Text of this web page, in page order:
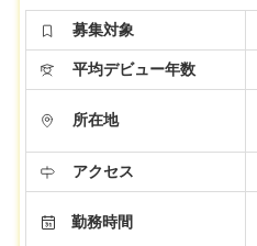
募集対象
平均デビュー年数
所在地
アクセス
勤務時間